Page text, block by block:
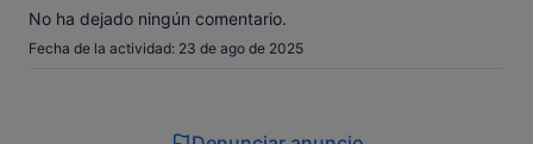
No ha dejado ningún comentario.
Fecha de la actividad: 23 de ago de 2025